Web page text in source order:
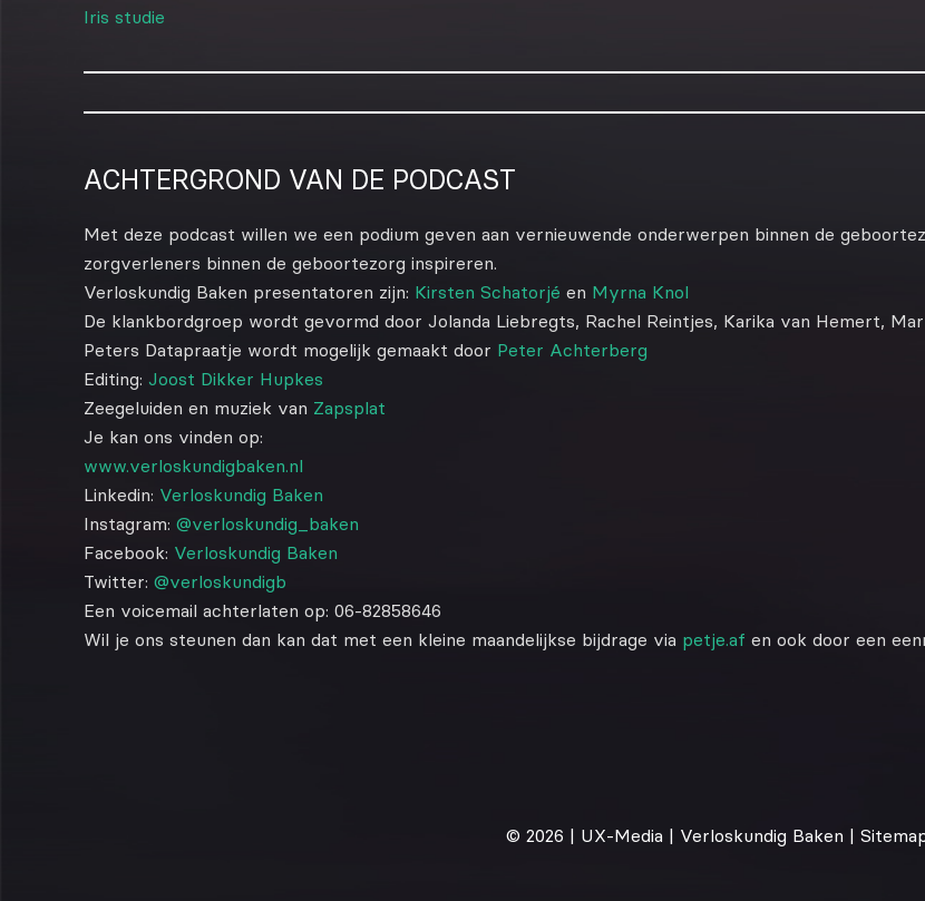
Iris studie
ACHTERGROND VAN DE PODCAST
Met deze podcast willen we een podium geven aan vernieuwende onderwerpen binnen de
zorgverleners binnen de geboortezorg inspireren.
Verloskundig Baken presentatoren zijn: Kirsten Schatorjé en Myrna Knol
De klankbordgroep wordt gevormd door Jolanda Liebregts, Rachel Reintjes, Karika van Hemert,
Peters Datapraatje wordt mogelijk gemaakt door Peter Achterberg
Editing: Joost Dikker Hupkes
Zeegeluiden en muziek van Zapsplat
Je kan ons vinden op:
www.verloskundigbaken.nl
Linkedin: Verloskundig Baken
Instagram: @verloskundig_baken
Facebook: Verloskundig Baken
Twitter: @verloskundigb
Een voicemail achterlaten op: 06-82858646
Wil je ons steunen dan kan dat met een kleine maandelijkse bijdrage via petje.af en ook door een
© 2026 | UX-Media | Verloskundig Baken |